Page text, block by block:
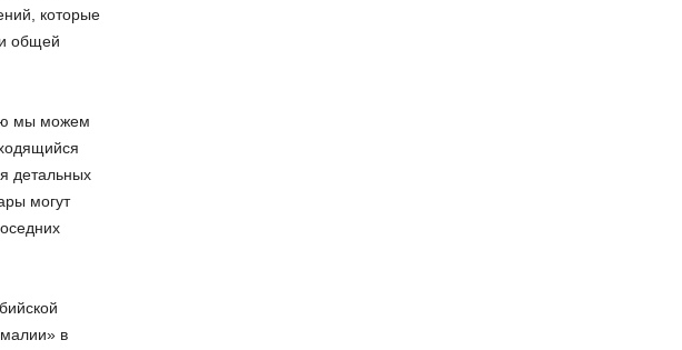
которые
общей
мы можем
детальных
могут
в